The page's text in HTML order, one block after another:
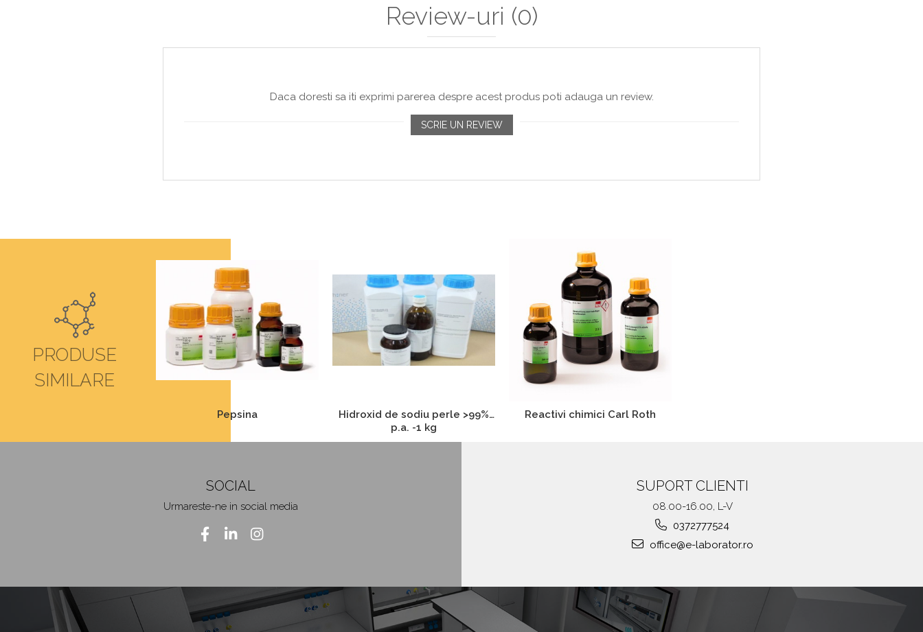
Review-uri (0)
Daca doresti sa iti exprimi parerea despre acest produs poti adauga un review.
SCRIE UN REVIEW
PRODUSE
SIMILARE
Pepsina
Hidroxid de sodiu perle >99%
p.a. -1 kg
Reactivi chimici Carl Roth
SOCIAL
Urmareste-ne in social media
SUPORT CLIENTI
08.00-16.00, L-V
0372777524
office@e-laborator.ro